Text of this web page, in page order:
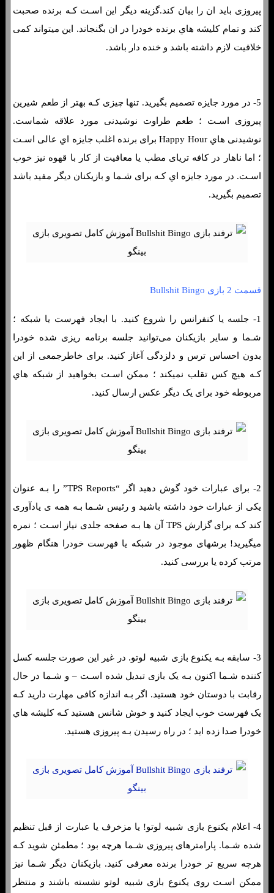
پیروزی باید ان را بیان کند.گزینه دیگر این اسـت کـه برنده صحبت
کند و تمام کلیشه هاي‌ برنده خودرا در ان بگنجاند. این میتواند کمی
خلاقیت لازم داشته باشد و خنده دار باشد.
5- در مورد جایزه تصمیم بگیرید. تنها چیزی کـه بهتر از طعم شیرین
پیروزی اسـت ؛ طعم طراوت نوشیدنی مورد علاقه شماست.
نوشیدنی هاي‌ Happy Hour برای برنده اغلب جایزه اي عالی اسـت
؛ اما ناهار در کافه تریای مطب یا معافیت از کار با قهوه نیز خوب
اسـت. در مورد جایزه اي کـه برای شـما و بازیکنان دیگر مفید باشد
تصمیم بگیرید.
قسمت 2 بازی Bullshit Bingo
1- جلسه یا کنفرانس را شروع کنید. با ایجاد فهرست یا شبکه ؛
شـما و سایر بازیکنان می‌توانید جلسه برنامه ریزی شده خودرا
بدون احساس ترس و دلزدگی آغاز کنید. برای خاطرجمعی از این
کـه هیچ کس تقلب نمیکند ؛ ممکن اسـت بخواهید از شبکه هاي‌
مربوطه خود برای یک دیگر عکس ارسال کنید.
2- برای عبارات خود گوش دهید اگر “TPS Reports” را بـه عنوان
یکی از عبارات خود داشته باشید و رئیس شـما بـه همه ی یادآوری
کند کـه برای گزارش TPS آن ها بـه صفحه جلدی نیاز اسـت ؛ نمره
میگیرید! برشهای موجود در شبکه یا فهرست خودرا هنگام ظهور
مرتب کرده یا بررسی کنید.
3- سابقه بـه یکنوع بازی شبیه لوتو. در غیر این صورت جلسه کسل
کننده شـما اکنون بـه یک بازی تبدیل شده اسـت – و شـما در حال
رقابت با دوستان خود هستید. اگر بـه اندازه کافی مهارت دارید کـه
یک فهرست خوب ایجاد کنید و خوش شانس هستید کـه کلیشه هاي‌
خودرا صدا زده اید ؛ در راه رسیدن بـه پیروزی هستید.
4- اعلام یکنوع بازی شبیه لوتو! یا مزخرف یا عبارت از قبل تنظیم
شده شـما. پارامترهای پیروزی شـما هرچه بود ؛ مطمئن شوید کـه
هرچه سریع تر خودرا برنده معرفی کنید. بازیکنان دیگر شـما نیز
ممکن اسـت روی یکنوع بازی شبیه لوتو نشسته باشند و منتظر